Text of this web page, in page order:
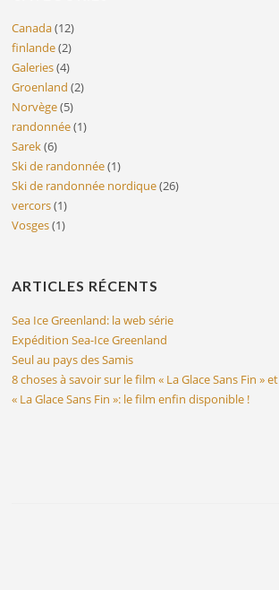
Canada(12)
finlande(2)
Galeries(4)
Groenland (2)
Norvège(5)
randonnée(1)
Sarek(6)
Ski de randonnée(1)
Ski de randonnée nordique(26)
vercors(1)
Vosges(1)
ARTICLES RÉCENTS
Sea Ice Greenland: la web série
Expédition Sea-Ice Greenland
Seul au pays des Samis
8 choses à savoir sur le film « La Glace Sans Fin »
« La Glace Sans Fin »: le film enfin disponible !